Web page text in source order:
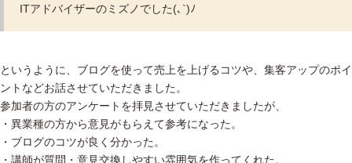
ITアドバイザーのミズノでした(､`)ﾉ
というように、ブログを使って売上を上げるコツや、集客アップのポイ
ントなどお話させていただきました。
参加者の方のアンケートを拝見させていただきましたが、
・異業種の方から意見がもらえて参考になった。
・ブログのコツが良く分かった。
・講師が質問・意見交換しやすい雰囲気を作ってくれた。